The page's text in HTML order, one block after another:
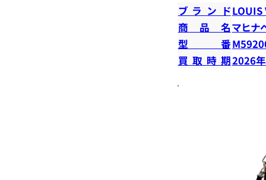
ブランドLOUIS
商品名マヒナ
型番
買取時期2026